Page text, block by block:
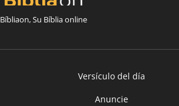
Bíbliaon, Su Bíblia online
Versículo del día
Anuncie